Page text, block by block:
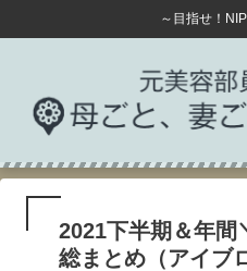
～目指せ！
2021下半期＆年間
総まとめ（アイブ